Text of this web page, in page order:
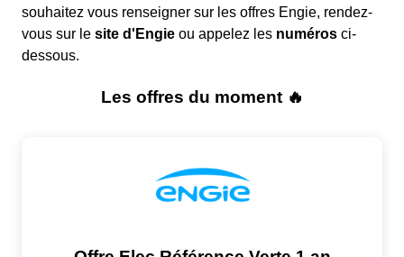
souhaitez vous renseigner sur les offres Engie, rendez-
vous sur le site d'Engie ou appelez les numéros ci-
dessous.